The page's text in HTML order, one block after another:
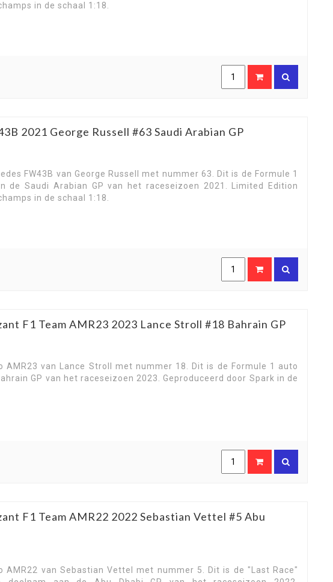
in de schaal 1:18.
2021 George Russell #63 Saudi Arabian GP
FW43B van George Russell met nummer 63. Dit is de Formule 1
de Saudi Arabian GP van het raceseizoen 2021. Limited Edition
in de schaal 1:18.
F1 Team AMR23 2023 Lance Stroll #18 Bahrain GP
AMR23 van Lance Stroll met nummer 18. Dit is de Formule 1 auto
GP van het raceseizoen 2023. Geproduceerd door Spark in de
F1 Team AMR22 2022 Sebastian Vettel #5 Abu
AMR22 van Sebastian Vettel met nummer 5. Dit is de "Last Race"